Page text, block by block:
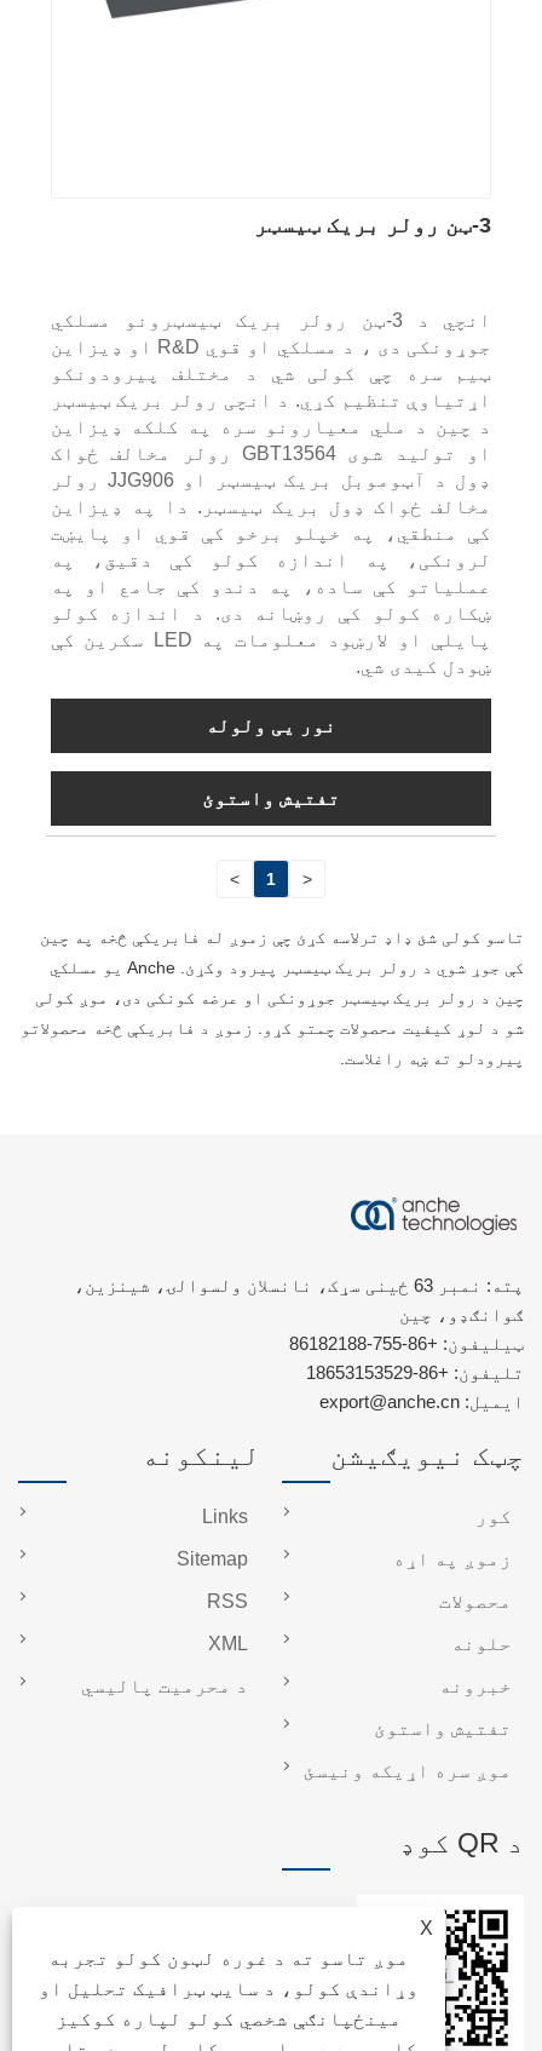
3-ټن رولر بریک ټیسټر
انچي د 3-ټن رولر بریک ټیسټرونو مسلکي
جوړونکی دی ، د مسلکي او قوي R&D او ډیزاین
ټیم سره چې کولی شي د مختلف پیرودونکو
اړتیاوې تنظیم کړي. د انچی رولر بریک ټیسټر
د چین د ملي معیارونو سره په کلکه ډیزاین
او تولید شوی GBT13564 رولر مخالف ځواک
ډول د آټوموبل بریک ټیسټر او JJG906 رولر
مخالف ځواک ډول بریک ټیسټر. دا په ډیزاین
کې منطقي، په خپلو برخو کې قوي او پایښت
لرونکی، په اندازه کولو کې دقیق، په
عملیاتو کې ساده، په دندو کې جامع او په
ښکاره کولو کې روښانه دی. د اندازه کولو
پایلې او لارښود معلومات په LED سکرین کې
ښودل کیدی شي.
نور یی ولوله
تفتیش واستوئ
<
1
>
تاسو کولی شئ ډاډ ترلاسه کړئ چې زموږ له فابریکې څخه په چین
کې جوړ شوي د رولر بریک ټیسټر پیرود وکړئ. Anche یو مسلکي
چین د رولر بریک ټیسټر جوړونکی او عرضه کونکی دی، موږ کولی
شو د لوړ کیفیت محصولات چمتو کړو. زموږ د فابریکې څخه محصولاتو
پیرودلو ته ښه راغلاست.
X
موږ تاسو ته د غوره لټون کولو تجربه
وړاندې کولو، د سایټ ټرافيک تحلیل او
مینځپانګې شخصي کولو لپاره کوکیز
پته: نمبر 63 ځینی سړک، نانسلان ولسوالۍ، شینزین،
ګوانګډو، چین
ټیلیفون: +86-755-86182188
تلیفون: +86-18653153529
ایمیل: export@anche.cn
چټک نیویګیشن
کور
زموږ په اړه
محصولات
حلونه
خبرونه
تفتیش واستوئ
موږ سره اړیکه ونیسئ
لینکونه
Links
Sitemap
RSS
XML
د محرمیت پالیسي
د QR کوډ